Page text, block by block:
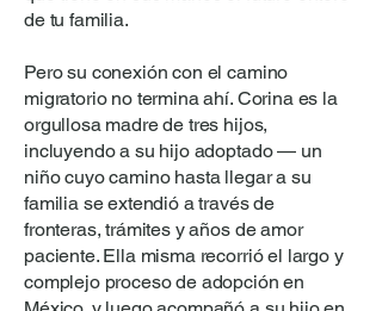
de tu familia.
Pero su conexión con el camino
migratorio no termina ahí. Corina es la
orgullosa madre de tres hijos,
incluyendo a su hijo adoptado — un
niño cuyo camino hasta llegar a su
familia se extendió a través de
fronteras, trámites y años de amor
paciente. Ella misma recorrió el largo y
complejo proceso de adopción en